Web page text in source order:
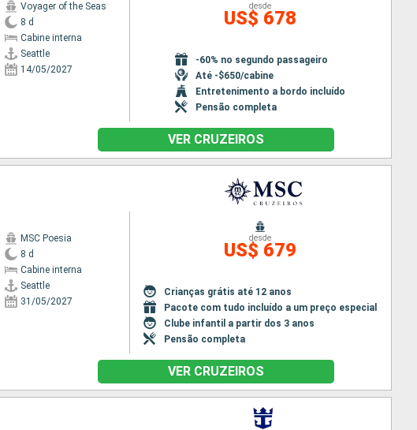
Voyager of the Seas
8 d
Cabine interna
Seattle
14/05/2027
desde
US$ 678
-60% no segundo passageiro
Até -$650/cabine
Entretenimento a bordo incluído
Pensão completa
VER CRUZEIROS
MSC Poesia
8 d
Cabine interna
Seattle
31/05/2027
desde
US$ 679
Crianças grátis até 12 anos
Pacote com tudo incluído a um preço especial
Clube infantil a partir dos 3 anos
Pensão completa
VER CRUZEIROS